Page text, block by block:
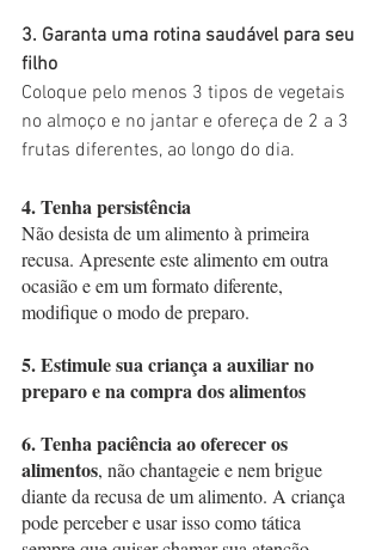
3. Garanta uma rotina saudável para seu
filho
Coloque pelo menos 3 tipos de vegetais
no almoço e no jantar e ofereça de 2 a 3
frutas diferentes, ao longo do dia.
4. Tenha persistência
Não desista de um alimento à primeira
recusa. Apresente este alimento em outra
ocasião e em um formato diferente,
modifique o modo de preparo.
5. Estimule sua criança a auxiliar no
preparo e na compra dos alimentos
6. Tenha paciência ao oferecer os
alimentos, não chantageie e nem brigue
diante da recusa de um alimento. A criança
pode perceber e usar isso como tática